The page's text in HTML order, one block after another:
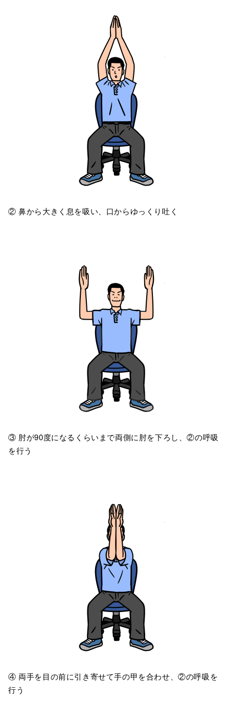
② 鼻から大きく息を吸い、口からゆっくり吐く
③ 肘が90度になるくらいまで両側に肘を下ろし、②の呼吸
を行う
④ 両手を目の前に引き寄せて手の甲を合わせ、②の呼吸を
行う